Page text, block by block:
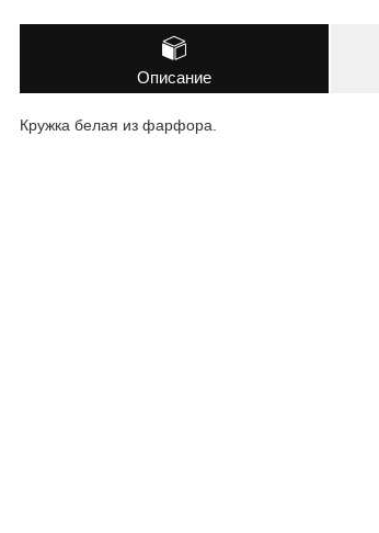
Описание
Кружка белая из фарфора.